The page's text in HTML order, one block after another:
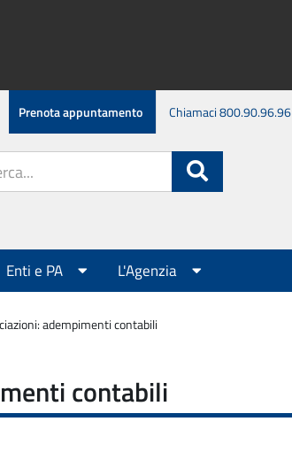
Prenota appuntamento Chiamaci 800.90.96.96
Enti e PA L'Agenzia
adempimenti contabili
contabili